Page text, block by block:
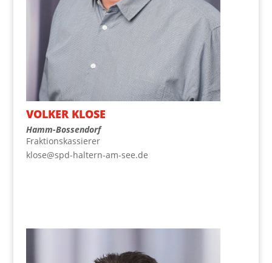
VOL­KER KLOSE
Hamm-Bos­sen­dorf
Frak­ti­ons­kas­sie­rer
klose@spd-haltern-am-see.de